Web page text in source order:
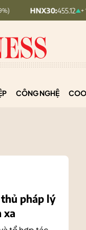
455.12 + 1.63 (+0.36%)
CÔNG NGHỆ
pháp lý
xa